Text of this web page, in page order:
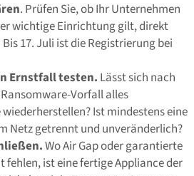
. Prüfen Sie, ob Ihr Unternehmen
wichtige Einrichtung gilt, direkt
17. Juli ist die Registrierung bei
Ernstfall testen. Lässt sich nach
Vorfall alles
Ist mindestens eine
Netz getrennt und unveränderlich?
Wo Air Gap oder garantierte
fehlen, ist eine fertige Appliance der